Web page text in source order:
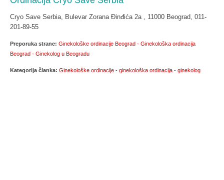
Cryo Save Serbia, Bulevar Zorana Đinđića 2a , 11000 Beograd, 011-
201-89-55
Preporuka strane: Ginekološke ordinacije Beograd - Ginekološka ordinacija
Beograd - Ginekolog u Beogradu
Kategorija članka: Ginekološke ordinacije - ginekološka ordinacija - ginekolog